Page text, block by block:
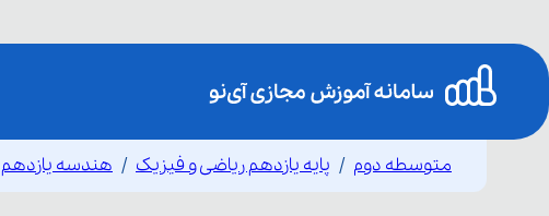
متوسطه دوم پایه یازدهم ریاضی و فیزیک هندسه یازدهم